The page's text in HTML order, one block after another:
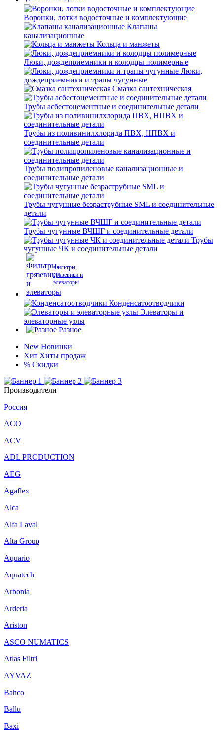
Воронки, лотки водосточные и комплектующие
Клапаны
канализационные
Кольца и манжеты
Люки, дождеприемники и колодцы полимерные
Люки,
дождеприемники и трапы чугунные
Смазка сантехническая
Трубы асбестоцементные и соединительные детали
Трубы из поливинилхлорида ПВХ, НПВХ и
соединительные детали
Трубы полипропиленовые канализационные и
соединительные детали
Трубы чугунные безраструбные SML и соединительные
детали
Трубы чугунные ВЧШГ и соединительные детали
Трубы
чугунные ЧК и соединительные детали
Фильтры,
грязевики и
элеваторы
Конденсатоотводчики
Элеваторы и
элеваторные узлы
Разное
New Новинки
Хит Хиты продаж
% Скидки
Производители
Россия
ACO
ACV
ADL PRODUCTION
AEG
Agaflex
Alca
Alfa Laval
Alta Group
Aquario
Aquatech
Arbonia
Arderia
Ariston
ASCO NUMATICS
Atlas Filtri
AYVAZ
Bahco
Ballu
Baxi